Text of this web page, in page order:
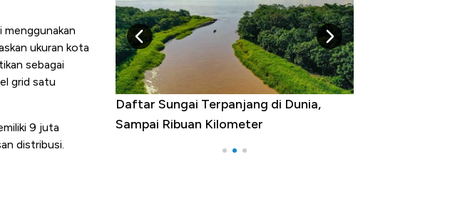
menggunakan
ukuran kota
sebagai
grid satu
9 juta
distribusi.
di Dunia,
Negara yang Warganya Sering
Melancong Luar Negeri, RI ke Berapa?